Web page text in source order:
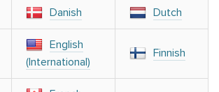
Danish Dutch
English
(International)
Finnish